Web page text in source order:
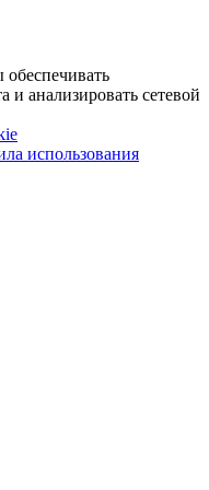
и анализировать сетевой
использования